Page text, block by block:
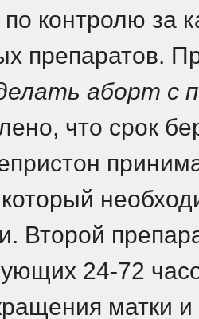
контролю за
препаратов.
аборт с
что срок
который
Второй
24-72
матки